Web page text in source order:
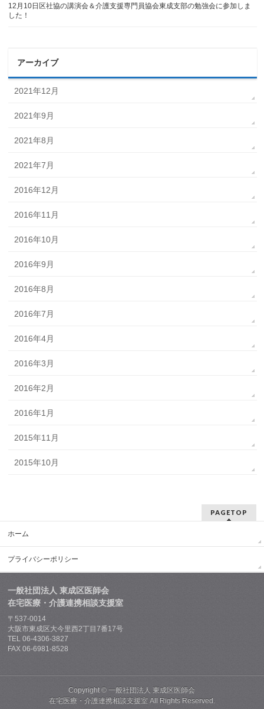
12月10日区社協の講演会＆介護支援専門員協会東成支部の勉強会に参加しま
した！
アーカイブ
2021年12月
2021年9月
2021年8月
2021年7月
2016年12月
2016年11月
2016年10月
2016年9月
2016年8月
2016年7月
2016年4月
2016年3月
2016年2月
2016年1月
2015年11月
2015年10月
PAGETOP
ホーム
プライバシーポリシー
一般社団法人 東成区医師会
在宅医療・介護連携相談支援室
〒537-0014
大阪市東成区大今里西2丁目7番17号
TEL 06-4306-3827
FAX 06-6981-8528
Copyright ©一般社団法人 東成区医師会
在宅医療・介護連携相談支援室All Rights Reserved.